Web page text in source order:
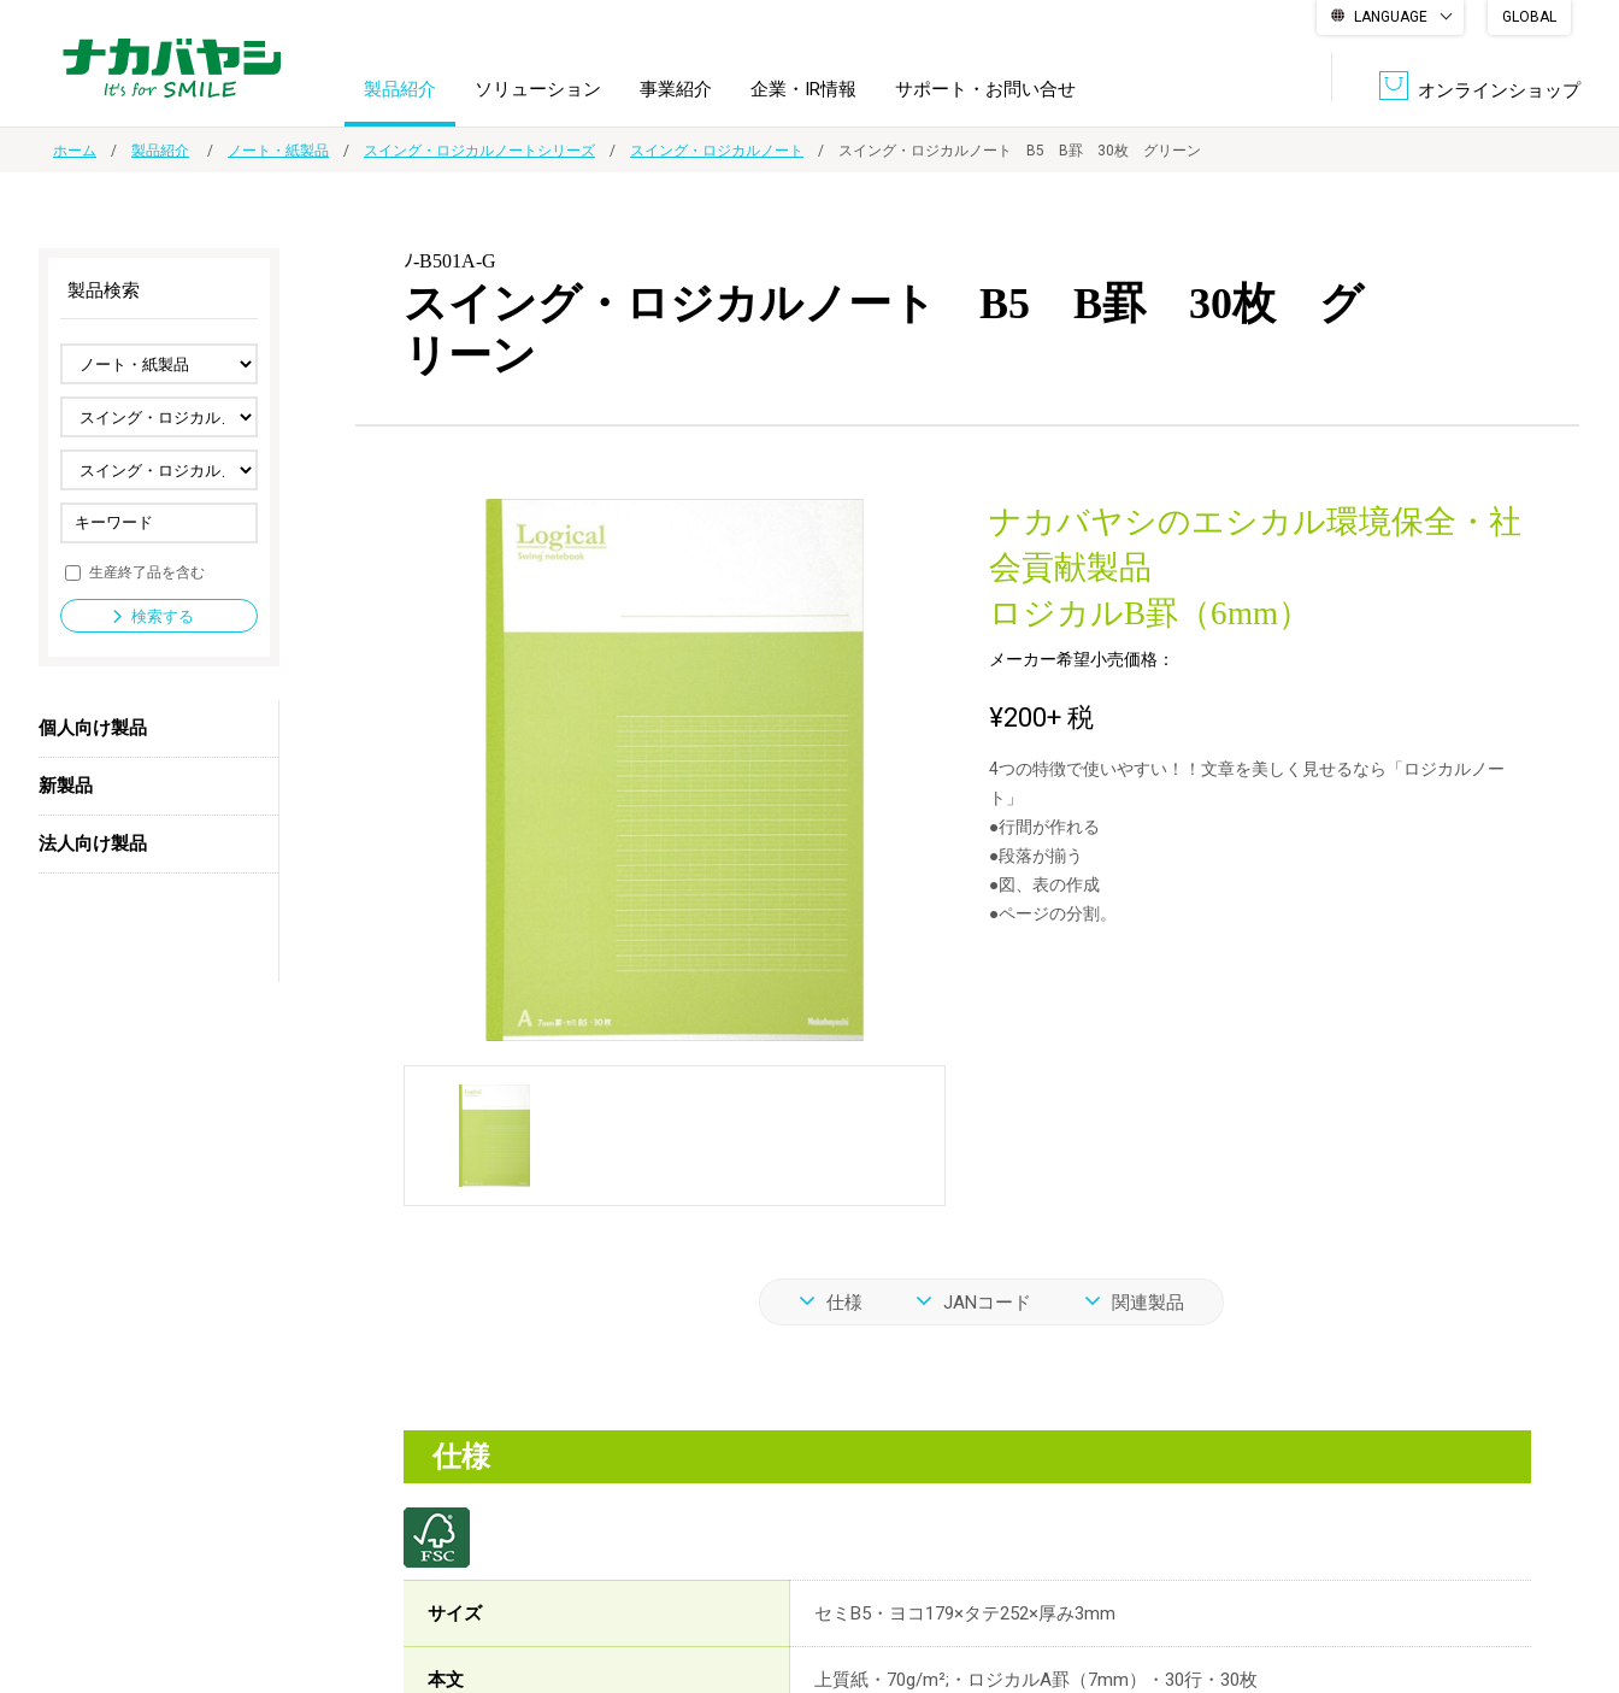
LANGUAGE
GLOBAL
オンラインショップ
製品紹介
ノート・紙製品
ファイル・
ホルダー用品
筆記具
スマートフォン・
タブレット関連
防災・
セキュリティ用品
法人向け製品 新製品一覧
ソリューション
オーダー手帳・ノベルティ制作 学校ソリューション DPS（データ・プリント・サービス）
ドキュメントスキャニングサービス
導入事例
事業紹介 企業・IR情報
IR情報 沿革 認証一覧
サステナビリティ
サポート・お問い合せ
ホーム 製品紹介 ノート・紙製品 スイング・ロジカルノートシリーズ スイング・ロジカルノート スイング・ロジカルノート B5 B罫 30枚 グリーン
ﾉ-B501A-G
スイング・ロジカルノート B5 B罫 30枚 グ
リーン
ナカバヤシのエシカル環境保全・社
会貢献製品
ロジカルB罫（6mm）
メーカー希望小売価格：
¥200+ 税
4つの特徴で使いやすい！！文章を美しく見せるなら「ロジカルノー
ト」
●行間が作れる
●段落が揃う
●図、表の作成
●ページの分割。
仕様 JANコード 関連製品
仕様
サイズ セミB5・ヨコ179×タテ252×厚み3mm
本文 上質紙・70g/m²;・ロジカルA罫（7mm）・30行・30枚
製品検索
生産終了品を含む
検索する
個人向け製品
新製品
法人向け製品